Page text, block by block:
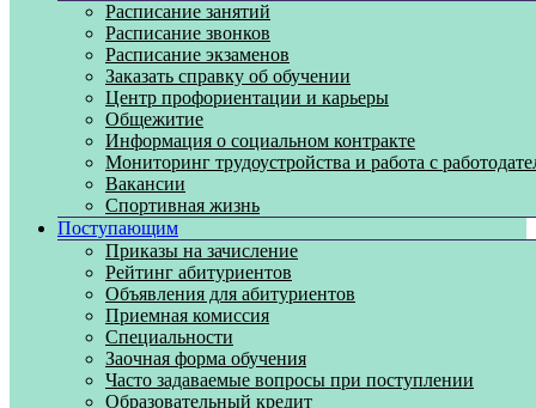
Расписание занятий
Расписание звонков
Расписание экзаменов
Заказать справку об обучении
Центр профориентации и карьеры
Общежитие
Информация о социальном контракте
Мониторинг трудоустройства и работа с
Вакансии
Спортивная жизнь
Поступающим
Приказы на зачисление
Рейтинг абитуриентов
Объявления для абитуриентов
Приемная комиссия
Специальности
Заочная форма обучения
Часто задаваемые вопросы при поступлении
Образовательный кредит